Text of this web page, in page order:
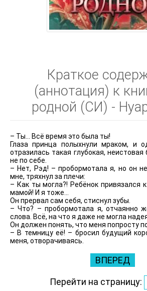
Краткое
(аннотация) к
родной (СИ) -
– Ты... Всё время это была ты!
Глаза принца полыхнули мраком, и
отразилась такая глубокая,
не по себе.
– Нет, Рэд! – пробормотала я, но он
мне, тряхнул за плечи:
– Как ты могла?! Ребёнок привязался
мамой! И я тоже...
Он прервал сам себя, стиснул зубы.
– Что? – пробормотала я, отчаянно
слова. Всё, на что я даже не могла
Он должен понять, что меня попросту
– В темницу её! – бросил будущий
меня, отворачиваясь.
ВПЕРЕД
Перейти на страницу: